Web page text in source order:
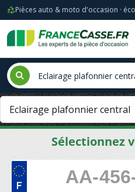
Pièces auto & moto d'occasion ·
Sélectionnez